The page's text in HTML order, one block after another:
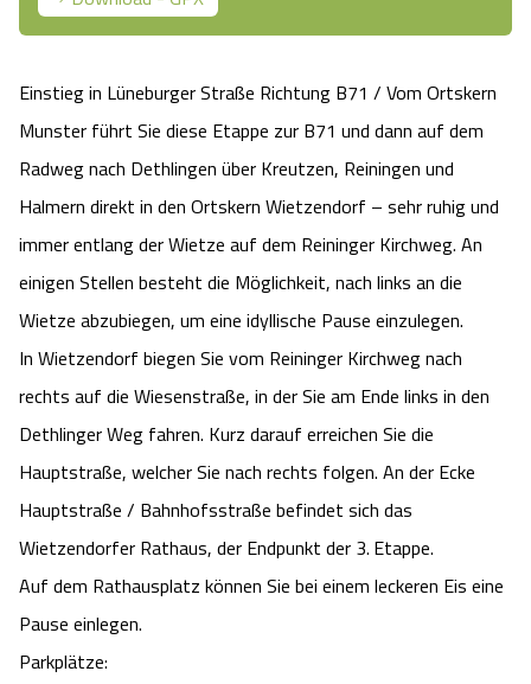
Urlaub auf dem Bauernhof
Urlaub mit Hund
Anreise
Kataloge
Videos
Shop
Angebote
Reiten
Kutschen
Regionale Küche
Tiere
HeideSpezialitäten
Unterkünfte
Naturhotels
Urlaub mit Hund
Wildpark Lüneburger Heide
Wildpark Schwarze Berge
Otter Zentrum
Wildpark Müden
Ralf Schumacher Kart & Bowl
Das verrückte Haus
Abenteuerland Trampolin-Park
Battle Kart Bispingen
Veranstaltungen
Shopping Celle
Kulinarisches Celle
Unterkünfte Celle
Veranstaltungen & Führungen Celle
Einstieg in Lüneburger Straße Richtung B71 / Vom Ortskern
Munster führt Sie diese Etappe zur B71 und dann auf dem
Radweg nach Dethlingen über Kreutzen, Reiningen und
Halmern direkt in den Ortskern Wietzendorf – sehr ruhig und
immer entlang der Wietze auf dem Reininger Kirchweg. An
einigen Stellen besteht die Möglichkeit, nach links an die
Wietze abzubiegen, um eine idyllische Pause einzulegen.
In Wietzendorf biegen Sie vom Reininger Kirchweg nach
rechts auf die Wiesenstraße, in der Sie am Ende links in den
Dethlinger Weg fahren. Kurz darauf erreichen Sie die
Hauptstraße, welcher Sie nach rechts folgen. An der Ecke
Hauptstraße / Bahnhofsstraße befindet sich das
Wietzendorfer Rathaus, der Endpunkt der 3. Etappe.
Auf dem Rathausplatz können Sie bei einem leckeren Eis eine
Pause einlegen.
Parkplätze: